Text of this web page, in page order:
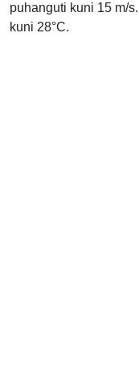
puhanguti kuni 15 m/
kuni 28°C.